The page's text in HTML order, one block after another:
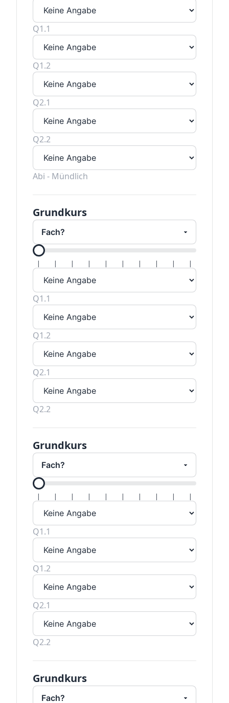
Q1.1
Q1.2
Q2.1
Q2.2
Abi - Mündlich
Grundkurs
| | | | | | | | | |
Q1.1
Q1.2
Q2.1
Q2.2
Grundkurs
| | | | | | | | | |
Q1.1
Q1.2
Q2.1
Q2.2
Grundkurs